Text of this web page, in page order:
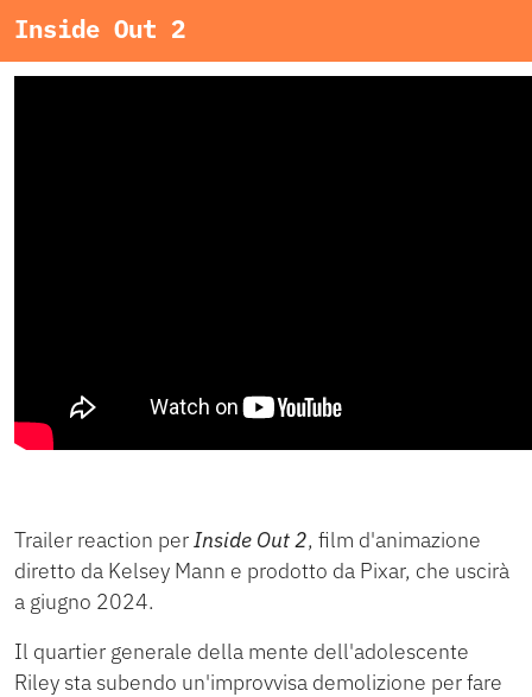
Inside Out 2
Trailer reaction perInside Out 2, film d'animazione
diretto da Kelsey Mann e prodotto da Pixar, che uscirà
a giugno 2024.
Il quartier generale della mente dell'adolescente
Riley sta subendo un'improvvisa demolizione per fare